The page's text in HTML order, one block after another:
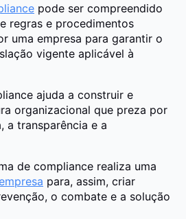
pode ser compreendido
regras e procedimentos
uma empresa para garantir o
vigente aplicável à
ajuda a construir e
organizacional que preza por
a transparência e a
de compliance realiza uma
para, assim, criar
o combate e a solução